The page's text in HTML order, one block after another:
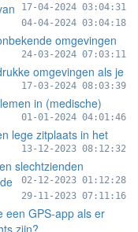
17-04-2024 03:04:31
04-04-2024 03:04:18
omgevingen
24-03-2024 07:03:11
omgevingen als je
17-03-2024 08:03:39
in (medische)
01-01-2024 04:01:46
lege zitplaats in het
13-12-2023 08:12:32
slechtzienden
02-12-2023 01:12:28
29-11-2023 07:11:16
een GPS-app als er
zijn?